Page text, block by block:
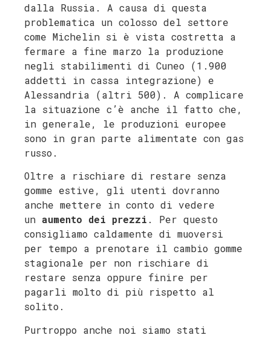
dalla Russia. A causa di questa
problematica un colosso del settore
come Michelin si è vista costretta a
fermare a fine marzo la produzione
negli stabilimenti di Cuneo (1.900
addetti in cassa integrazione) e
Alessandria (altri 500). A complicare
la situazione c’è anche il fatto che,
in generale, le produzioni europee
sono in gran parte alimentate con gas
russo.
Oltre a rischiare di restare senza
gomme estive, gli utenti dovranno
anche mettere in conto di vedere
un aumento dei prezzi . Per questo
consigliamo caldamente di muoversi
per tempo a prenotare il cambio gomme
stagionale per non rischiare di
restare senza oppure finire per
pagarli molto di più rispetto al
solito.
Purtroppo anche noi siamo stati